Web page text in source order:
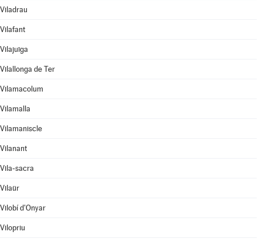
Viladrau
Vilafant
Vilajuïga
Vilallonga de Ter
Vilamacolum
Vilamalla
Vilamaniscle
Vilanant
Vila-sacra
Vilaür
Vilobí d'Onyar
Vilopriu